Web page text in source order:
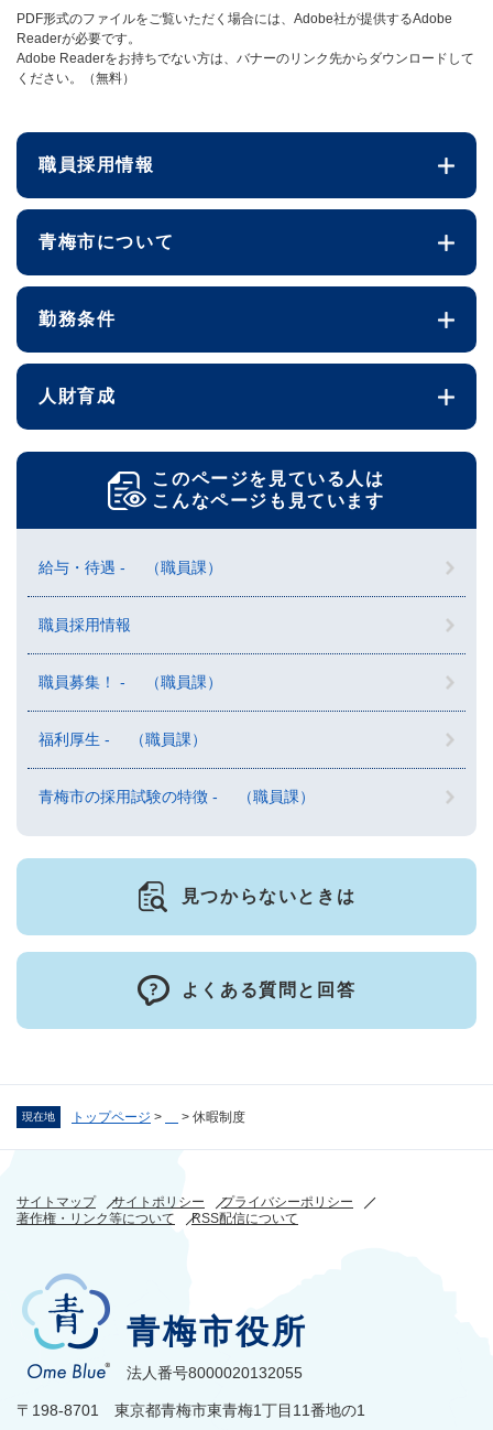
現在地 トップページ > > 休暇制度
PDF形式のファイルをご覧いただく場合には、Adobe社が提供するAdobe
Readerが必要です。
Adobe Readerをお持ちでない方は、バナーのリンク先からダウンロードして
ください。（無料）
職員採用情報
青梅市について
勤務条件
人財育成
このページを見ている人は
こんなページも見ています
給与・待遇 - （職員課）
職員採用情報
職員募集！ - （職員課）
福利厚生 - （職員課）
青梅市の採用試験の特徴 - （職員課）
見つからないときは
よくある質問と回答
サイトマップ サイトポリシー
プライバシーポリシー
著作権・リンク等について
RSS配信について
青梅市役所
法人番号8000020132055
〒198-8701 東京都青梅市東青梅1丁目11番地の1